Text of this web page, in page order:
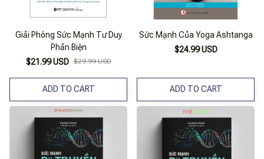
Giải Phóng Sức Mạnh Tư Duy
Phản Biện
$21.99 USD $29.99 USD
ADD TO CART
Sức Mạnh Của Yoga Ashtanga
$24.99 USD
ADD TO CART